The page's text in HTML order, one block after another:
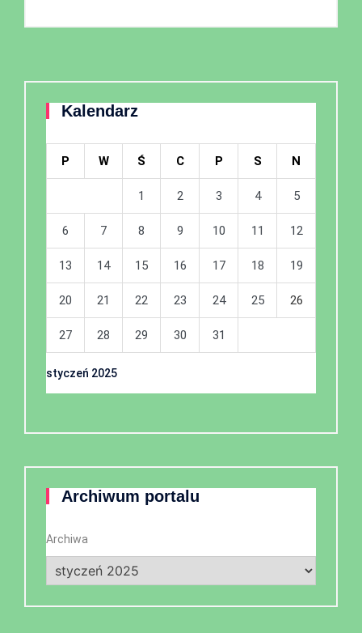
Kalendarz
styczeń 2025
P W Ś C P S N
1 2 3 4 5
6 7 8 9 10 11 12
13 14 15 16 17 18 19
20 21 22 23 24 25 26
27 28 29 30 31
Archiwum portalu
Archiwa